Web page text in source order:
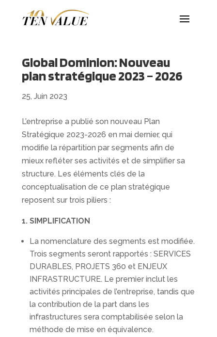
Global Dominion: Nouveau
plan stratégique 2023 – 2026
25, Juin 2023
L’entreprise a publié son nouveau Plan
Stratégique 2023-2026 en mai dernier, qui
modifie la répartition par segments afin de
mieux refléter ses activités et de simplifier sa
structure. Les éléments clés de la
conceptualisation de ce plan stratégique
reposent sur trois piliers :
1. SIMPLIFICATION
La nomenclature des segments est modifiée.
Trois segments seront rapportés : SERVICES
DURABLES, PROJETS 360 et ENJEUX
INFRASTRUCTURE. Le premier inclut les
activités principales de l’entreprise, tandis que
la contribution de la part dans les
infrastructures sera comptabilisée selon la
méthode de mise en équivalence.